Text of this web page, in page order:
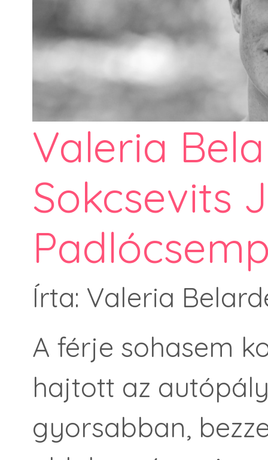
Valeria
Sokcsevits
Írta: Valeria
A férje sohasem
hajtott az
gyorsabban,